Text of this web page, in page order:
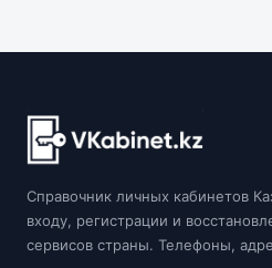
Справочник личных кабинетов
входу, регистрации и
сервисов страны. Телефоны,